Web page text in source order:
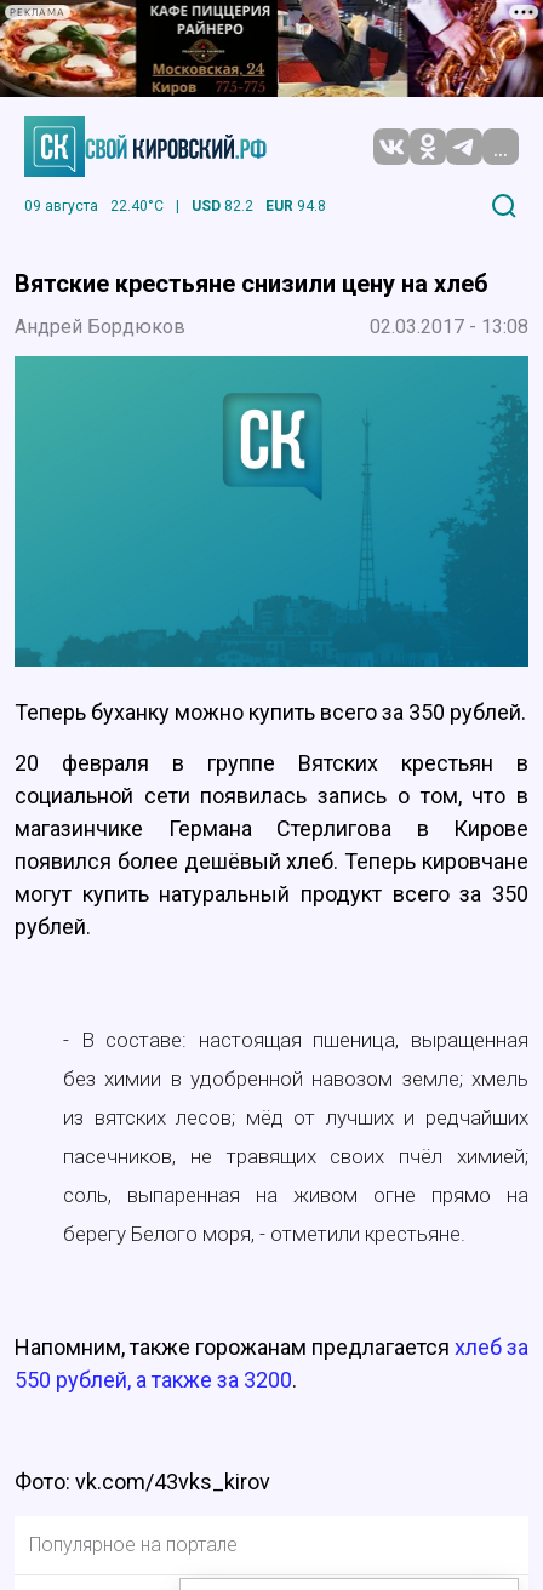
РЕКЛАМА
...
09 августа 22.40°C | USD 82.2 EUR 94.8
Вятские крестьяне снизили цену на хлеб
Андрей Бордюков 02.03.2017 - 13:08
Теперь буханку можно купить всего за 350 рублей.
20 февраля в группе Вятских крестьян в
социальной сети появилась запись о том, что в
магазинчике Германа Стерлигова в Кирове
появился более дешёвый хлеб. Теперь кировчане
могут купить натуральный продукт всего за 350
рублей.
- В составе: настоящая пшеница, выращенная
без химии в удобренной навозом земле; хмель
из вятских лесов; мёд от лучших и редчайших
пасечников, не травящих своих пчёл химией;
соль, выпаренная на живом огне прямо на
берегу Белого моря, - отметили крестьяне.
Напомним, также горожанам предлагается хлеб за
550 рублей, а также за 3200.
Фото: vk.com/43vks_kirov
Популярное на портале